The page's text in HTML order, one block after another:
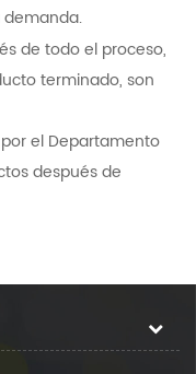
de todo el proceso,
terminado, son
el Departamento
después de